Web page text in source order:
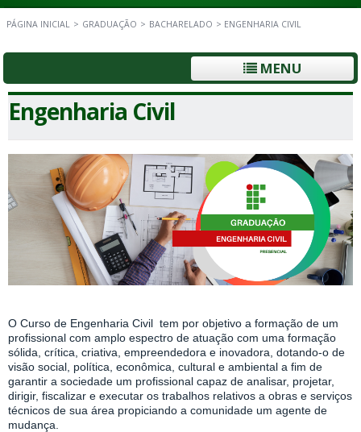
PÁGINA INICIAL > GRADUAÇÃO > BACHARELADO > ENGENHARIA CIVIL
MENU
Engenharia Civil
O Curso de Engenharia Civil tem por objetivo a formação de um
profissional com amplo espectro de atuação com uma formação
sólida, crítica, criativa, empreendedora e inovadora, dotando-o de
visão social, política, econômica, cultural e ambiental a fim de
garantir a sociedade um profissional capaz de analisar, projetar,
dirigir, fiscalizar e executar os trabalhos relativos a obras e serviços
técnicos de sua área propiciando a comunidade um agente de
mudança.